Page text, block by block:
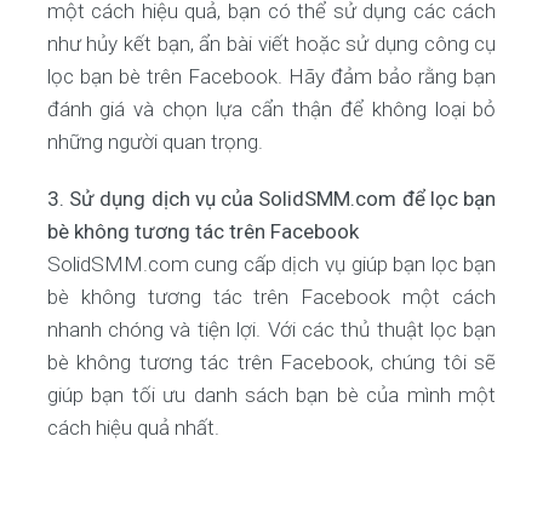
một cách hiệu quả, bạn có thể sử dụng các cách
như hủy kết bạn, ẩn bài viết hoặc sử dụng công cụ
lọc bạn bè trên Facebook. Hãy đảm bảo rằng bạn
đánh giá và chọn lựa cẩn thận để không loại bỏ
những người quan trọng.
3. Sử dụng dịch vụ của SolidSMM.com để lọc bạn
bè không tương tác trên Facebook
SolidSMM.com cung cấp dịch vụ giúp bạn lọc bạn
bè không tương tác trên Facebook một cách
nhanh chóng và tiện lợi. Với các thủ thuật lọc bạn
bè không tương tác trên Facebook, chúng tôi sẽ
giúp bạn tối ưu danh sách bạn bè của mình một
cách hiệu quả nhất.